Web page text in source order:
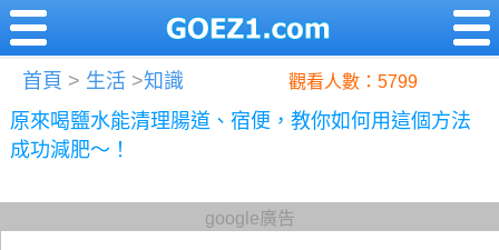
首頁 > 生活 >知識 觀看人數：5799
原來喝鹽水能清理腸道、宿便，教你如何用這個方法
成功減肥～！
google廣告